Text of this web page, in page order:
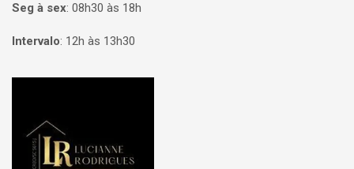
Seg à sex: 08h30 às 18h
Intervalo: 12h às 13h30